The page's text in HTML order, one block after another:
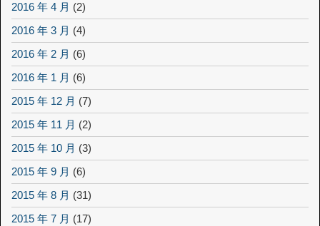
2016 年 4 月 (2)
2016 年 3 月 (4)
2016 年 2 月 (6)
2016 年 1 月 (6)
2015 年 12 月 (7)
2015 年 11 月 (2)
2015 年 10 月 (3)
2015 年 9 月 (6)
2015 年 8 月 (31)
2015 年 7 月 (17)